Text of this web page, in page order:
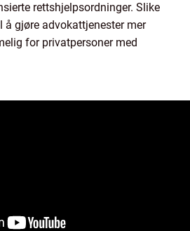
rettshjelpsordninger. Slike
å gjøre advokattjenester mer
for privatpersoner med